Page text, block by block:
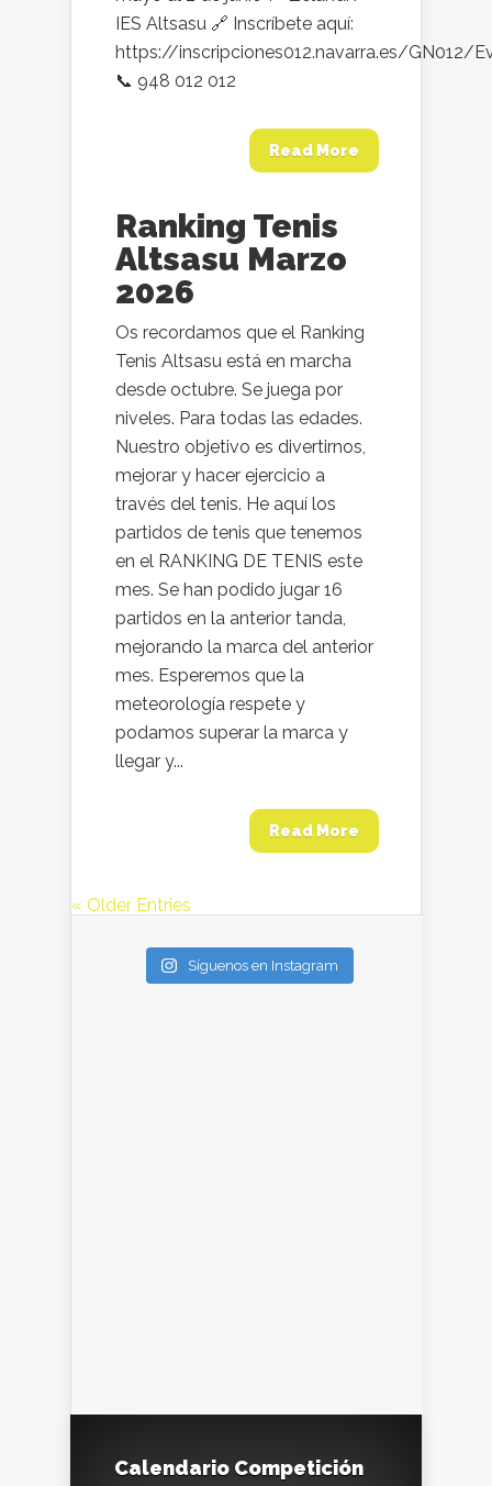
IES Altsasu 🔗 Inscríbete aquí:
https://inscripciones012.navarra.es/GN012/
📞 948 012 012
Read More
Ranking Tenis
Altsasu Marzo
2026
Os recordamos que el Ranking
Tenis Altsasu está en marcha
desde octubre. Se juega por
niveles. Para todas las edades.
Nuestro objetivo es divertirnos,
mejorar y hacer ejercicio a
través del tenis. He aquí los
partidos de tenis que tenemos
en el RANKING DE TENIS este
mes. Se han podido jugar 16
partidos en la anterior tanda,
mejorando la marca del anterior
mes. Esperemos que la
meteorología respete y
podamos superar la marca y
llegar y...
Read More
« Older Entries
Síguenos en Instagram
Calendario Competición